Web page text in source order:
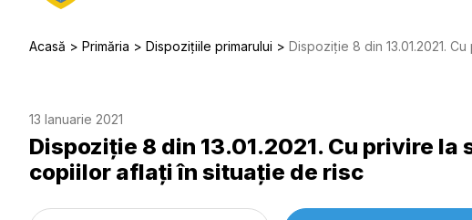
Acasă Primăria Dispozițiile primarului Dispoziție 8 din 13.01.2021. Cu privire la
13 Ianuarie 2021
Dispoziție 8 din 13.01.2021. Cu privire
copiilor aflaţi în situaţie de risc